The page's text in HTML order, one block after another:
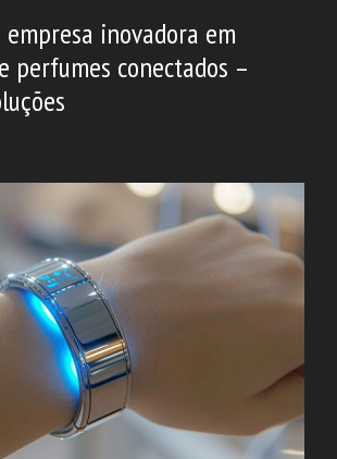
inovadora em
perfumes conectados –